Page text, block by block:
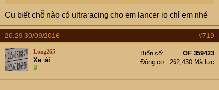
Cụ biết chỗ nào có ultraracing cho em lancer io chỉ em nhé
20:29 30/09/2016 #719
Long265
Xe tải
Biển số
OF-359423
Động cơ
262,430 Mã lực